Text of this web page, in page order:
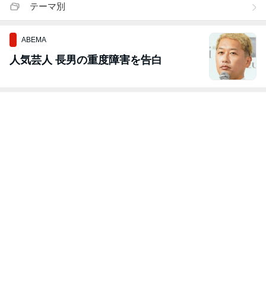
テーマ別
ABEMA
人気芸人 長男の重度障害を告白